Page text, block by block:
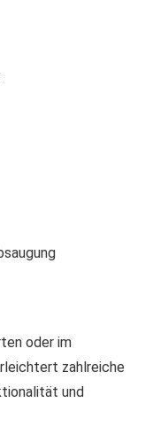
oder im
zahlreiche
und